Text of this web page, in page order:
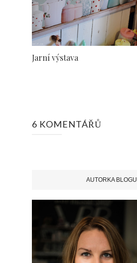
Jarní výstava
6 KOMENTÁŘŮ
AUTORKA BLOGU